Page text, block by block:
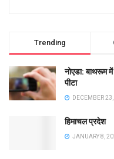
Trending
नोएडा: बाथरूम में
पीटा
DECEMBER
हिमाचल प्रदेश
JANUARY 8,